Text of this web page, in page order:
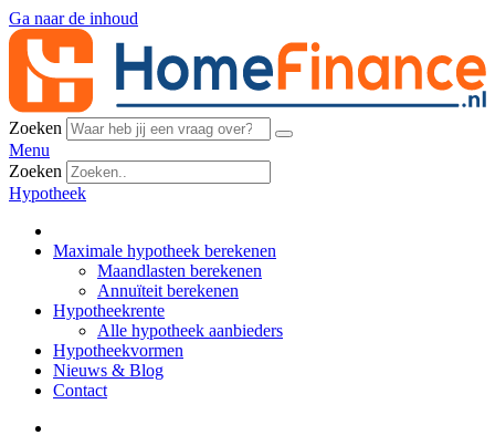
Ga naar de inhoud
Zoeken
Menu
Zoeken
Hypotheek
Maximale hypotheek berekenen
Maandlasten berekenen
Annuïteit berekenen
Hypotheekrente
Alle hypotheek aanbieders
Hypotheekvormen
Nieuws & Blog
Contact